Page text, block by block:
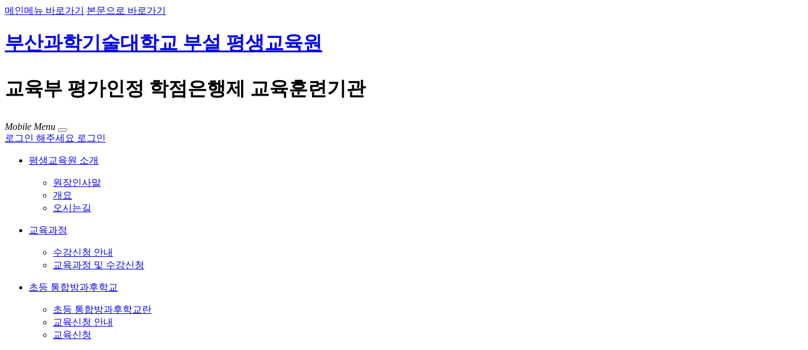
메인메뉴 바로가기 본문으로 바로가기
부산과학기술대학교 부설 평생교육원
교육부 평가인정 학점은행제 교육훈련기관
Mobile Menu
로그인 해주세요 로그인
평생교육원 소개
원장인사말
개요
오시는길
교육과정
수강신청 안내
교육과정 및 수강신청
초등 통합방과후학교
초등 통합방과후학교란
교육신청 안내
교육신청